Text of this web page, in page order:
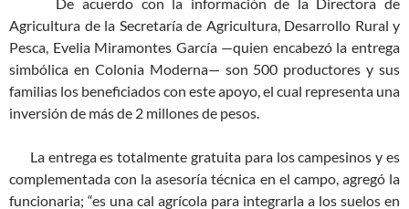
Agricultura de la Secretaría de Agricultura, Desarrollo Rural y
Pesca, Evelia Miramontes García —quien encabezó la entrega
simbólica en Colonia Moderna— son 500 productores y sus
familias los beneficiados con este apoyo, el cual representa una
inversión de más de 2 millones de pesos.
La entrega es totalmente gratuita para los campesinos y es
complementada con la asesoría técnica en el campo, agregó la
funcionaria; “es una cal agrícola para integrarla a los suelos en